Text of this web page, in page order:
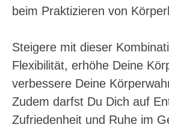
beim Praktizieren von
Steigere mit dieser
Flexibilität, erhöhe Deine
verbessere Deine
Zudem darfst Du Dich auf
Zufriedenheit und Ruhe im